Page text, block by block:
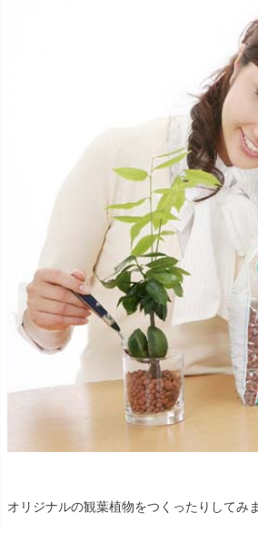
オリジナルの観葉植物をつくったりしてみ